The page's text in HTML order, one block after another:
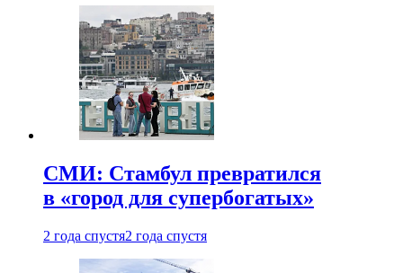
СМИ: Стамбул превратился
в «город для супербогатых»
2 года спустя2 года спустя